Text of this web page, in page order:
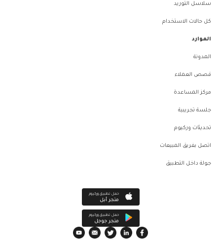
سلاسل التوريد
كل حالات الاستخدام
الموارد
المدونة
قصص العملاء
مركز المساعدة
جلسة تجريبية
تحديثات وركيوم
اتصل بفريق المبيعات
جولة داخل التطبيق
حمل تطبيق وركيوم
متجر أبل
حمل تطبيق وركيوم
متجر جوجل